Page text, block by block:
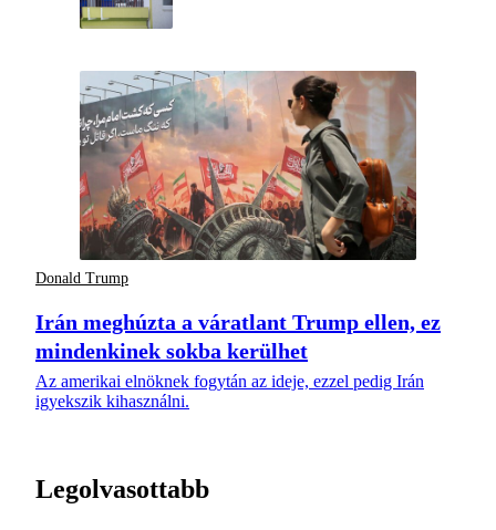
Donald Trump
Irán meghúzta a váratlant Trump ellen, ez
mindenkinek sokba kerülhet
Az amerikai elnöknek fogytán az ideje, ezzel pedig Irán
igyekszik kihasználni.
Legolvasottabb